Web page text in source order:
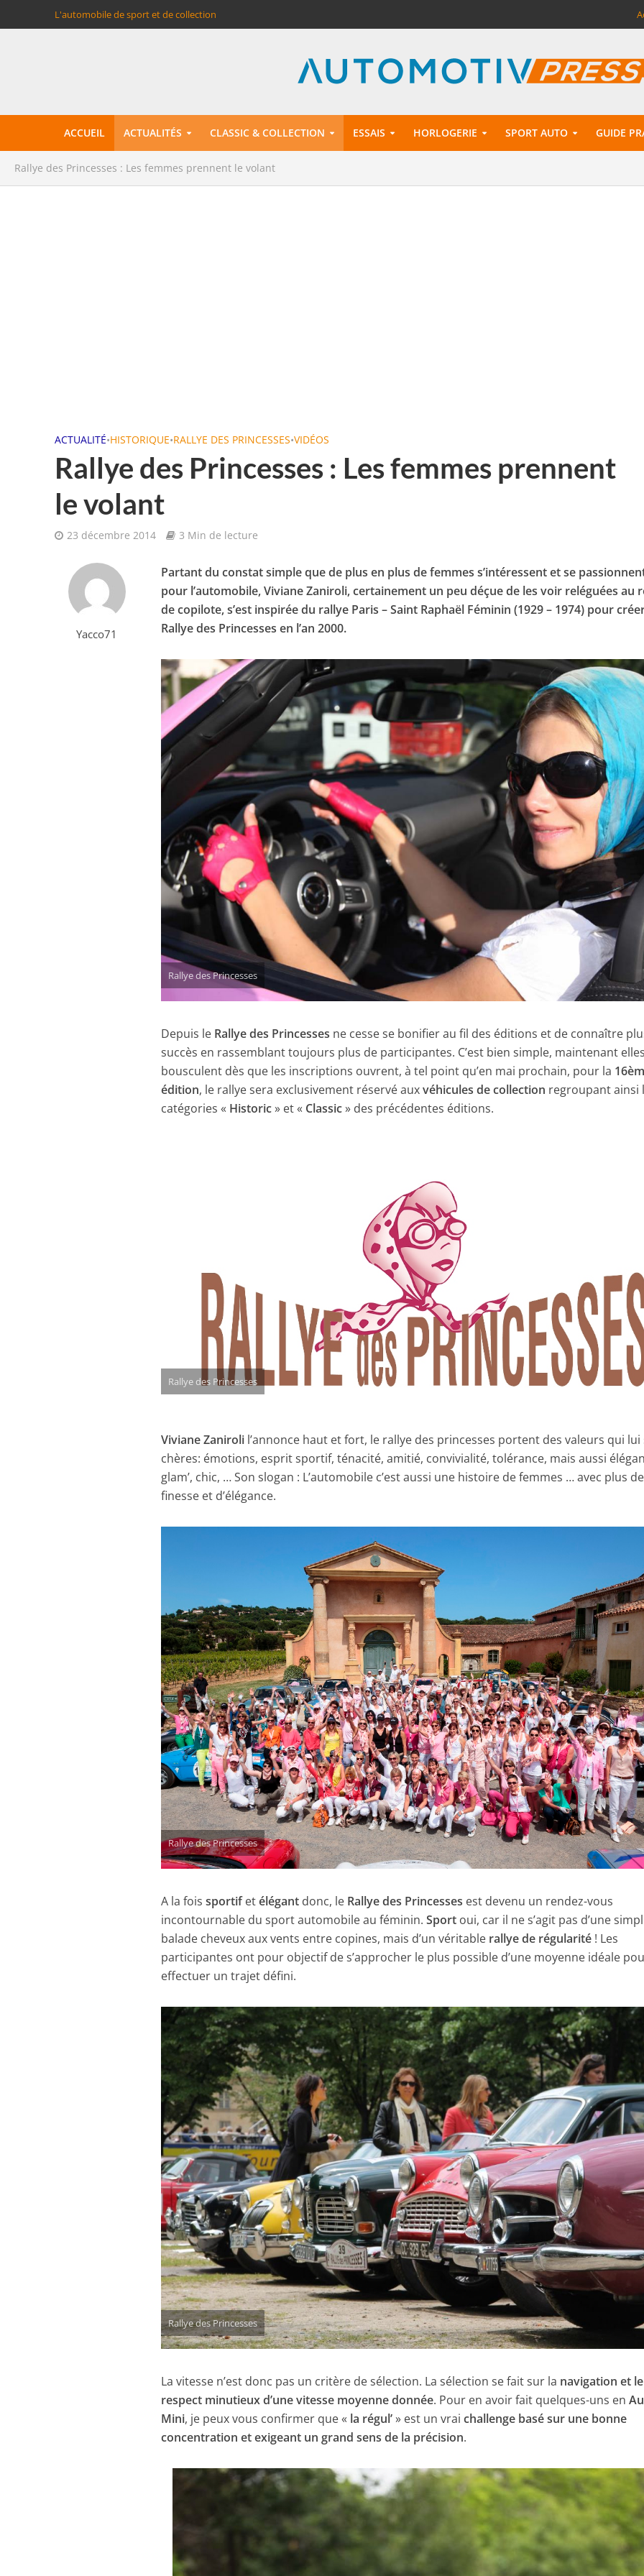
L'automobile de sport et de collection
ACCUEIL ACTUALITÉS CLASSIC & COLLECTION ESSAIS HORLOGERIE SPORT AUTO GUIDE
Rallye des Princesses : Les femmes prennent le volant
ACTUALITÉ•HISTORIQUE•RALLYE DES PRINCESSES•VIDÉOS
Rallye des Princesses : Les femmes prennent
le volant
23 décembre 2014 3 Min de lecture
Yacco71
Partant du constat simple que de plus en plus de femmes s’intéressent et se
pour l’automobile, Viviane Zaniroli, certainement un peu déçue de les voir reléguées au
de copilote, s’est inspirée du rallye Paris – Saint Raphaël Féminin (1929 – 1974) pour
Rallye des Princesses en l’an 2000.
Rallye des Princesses
Depuis le Rallye des Princesses ne cesse se bonifier au fil des éditions et de connaître
succès en rassemblant toujours plus de participantes. C’est bien simple, maintenant
bousculent dès que les inscriptions ouvrent, à tel point qu’en mai prochain, pour la
édition, le rallye sera exclusivement réservé auxvéhicules de collection regroupant ainsi
catégories « Historic» et « Classic» des précédentes éditions.
Rallye des Princesses
Viviane Zaniroli l’annonce haut et fort, le rallye des princesses portent des valeurs qui
chères: émotions, esprit sportif, ténacité, amitié, convivialité, tolérance, mais aussi
glam’, chic, … Son slogan : L’automobile c’est aussi une histoire de femmes … avec plus de
finesse et d’élégance.
Rallye des Princesses
A la foissportifetélégant donc, le Rallye des Princesses est devenu un rendez-vous
incontournable du sport automobile au féminin.Sport oui, car il ne s’agit pas d’une
balade cheveux aux vents entre copines, mais d’un véritable rallye de régularité ! Les
participantes ont pour objectif de s’approcher le plus possible d’une moyenne idéale
effectuer un trajet défini.
Rallye des Princesses
La vitesse n’est donc pas un critère de sélection. La sélection se fait sur la navigation et le
respect minutieux d’une vitesse moyenne donnée. Pour en avoir fait quelques-uns en
Mini, je peux vous confirmer que « la régul’» est un vraichallenge basé sur une bonne
concentration et exigeant un grand sens de la précision.